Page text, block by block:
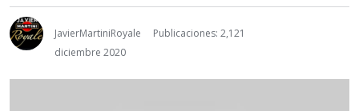
JavierMartiniRoyale
Publicaciones: 2,121
diciembre 2020